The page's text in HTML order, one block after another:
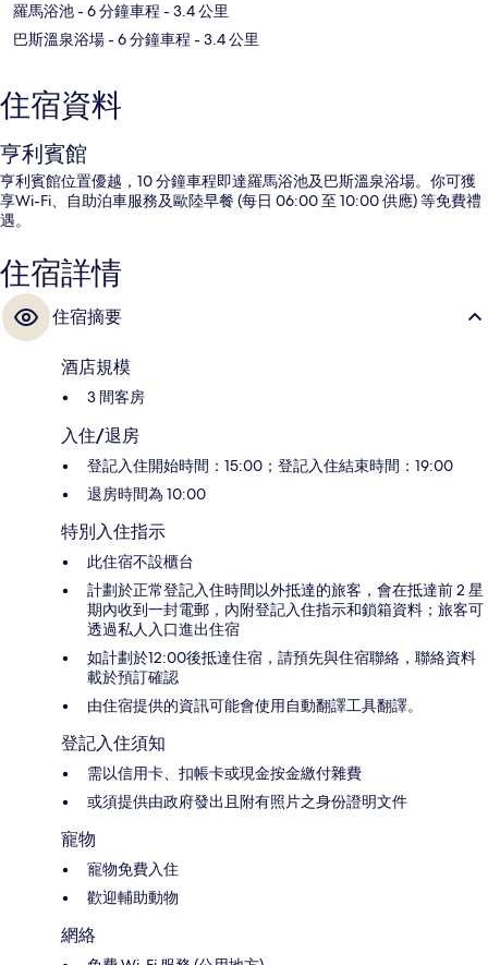
羅馬浴池- 6 分鐘車程 - 3.4 公里
巴斯溫泉浴場- 6 分鐘車程 - 3.4 公里
住宿資料
亨利賓館
亨利賓館位置優越，10 分鐘車程即達羅馬浴池及巴斯溫泉浴場。你可獲
享Wi-Fi、自助泊車服務及歐陸早餐 (每日 06:00 至 10:00 供應) 等免費禮
遇。
住宿詳情
住宿摘要
酒店規模
3 間客房
入住/退房
登記入住開始時間：15:00；登記入住結束時間：19:00
退房時間為 10:00
特別入住指示
此住宿不設櫃台
計劃於正常登記入住時間以外抵達的旅客，會在抵達前 2 星
期內收到一封電郵，內附登記入住指示和鎖箱資料；旅客可
透過私人入口進出住宿
如計劃於12:00後抵達住宿，請預先與住宿聯絡，聯絡資料
載於預訂確認
由住宿提供的資訊可能會使用自動翻譯工具翻譯。
登記入住須知
需以信用卡、扣帳卡或現金按金繳付雜費
或須提供由政府發出且附有照片之身份證明文件
寵物
寵物免費入住
歡迎輔助動物
網絡